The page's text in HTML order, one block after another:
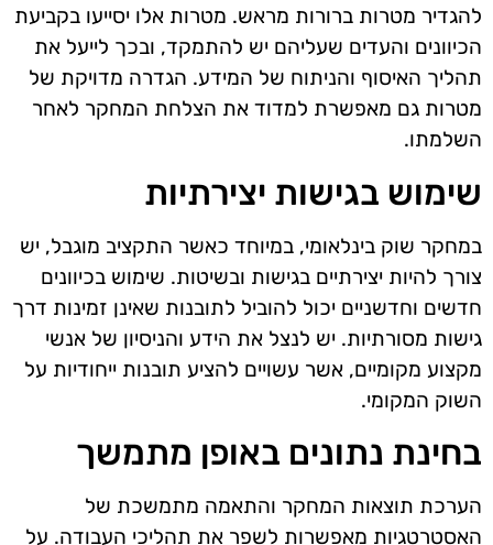
להגדיר מטרות ברורות מראש. מטרות אלו יסייעו בקביעת
הכיוונים והעדים שעליהם יש להתמקד, ובכך לייעל את
תהליך האיסוף והניתוח של המידע. הגדרה מדויקת של
מטרות גם מאפשרת למדוד את הצלחת המחקר לאחר
השלמתו.
שימוש בגישות יצירתיות
במחקר שוק בינלאומי, במיוחד כאשר התקציב מוגבל, יש
צורך להיות יצירתיים בגישות ובשיטות. שימוש בכיוונים
חדשים וחדשניים יכול להוביל לתובנות שאינן זמינות דרך
גישות מסורתיות. יש לנצל את הידע והניסיון של אנשי
מקצוע מקומיים, אשר עשויים להציע תובנות ייחודיות על
השוק המקומי.
בחינת נתונים באופן מתמשך
הערכת תוצאות המחקר והתאמה מתמשכת של
האסטרטגיות מאפשרות לשפר את תהליכי העבודה. על